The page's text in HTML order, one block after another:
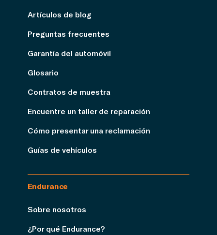
Artículos de blog
Preguntas frecuentes
Garantía del automóvil
Glosario
Contratos de muestra
Encuentre un taller de reparación
Cómo presentar una reclamación
Guías de vehículos
Endurance
Sobre nosotros
¿Por qué Endurance?